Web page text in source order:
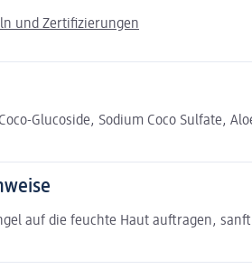
und Zertifizierungen
Glucoside, Sodium Coco Sulfate,
auf die feuchte Haut auftragen,